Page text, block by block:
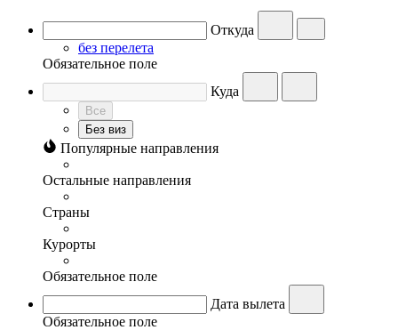
Откуда
без перелета
Обязательное поле
Куда
Все
Без виз
Популярные направления
Остальные направления
Страны
Курорты
Обязательное поле
Дата вылета
Обязательное поле